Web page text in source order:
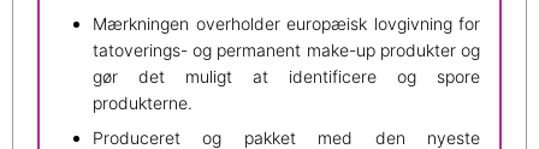
Mærkningen overholder europæisk lovgivning for
tatoverings- og permanent make-up produkter og
gør det muligt at identificere og spore
produkterne.
Produceret og pakket med den nyeste